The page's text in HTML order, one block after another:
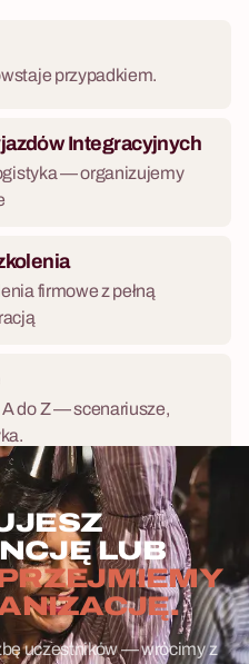
przypadkiem.
Integracyjnych
— organizujemy
firmowe z pełną
do Z — scenariusze,
LUB
uczestników — wrócimy z